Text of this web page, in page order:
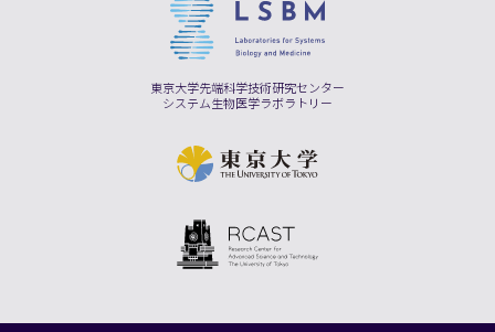
東京大学先端科学技術研究センター
システム生物医学ラボラトリー